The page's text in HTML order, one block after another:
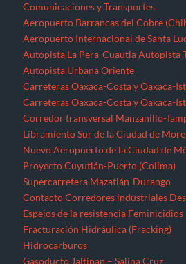
Comunicaciones y Transportes
Aeropuerto Barrancas del Cobre
Aeropuerto Internacional de Santa
Autopista La Pera-Cuautla Autopista
Autopista Urbana Oriente
Carreteras Oaxaca-Costa y Oaxaca-
Carreteras Oaxaca-Costa y Oaxaca-
Corredor transversal Manzanillo-
Libramiento Sur de la Ciudad de
Nuevo Aeropuerto de la Ciudad de
Proyecto Cuyutlán-Puerto (Colima)
Supercarretera Mazatlán-Durango
Contacto Corredores industriales
Espejos de la resistencia Feminicidios
Fracturación Hidráulica (Fracking)
Hidrocarburos
Gasoducto Jaltipan – Salina Cruz